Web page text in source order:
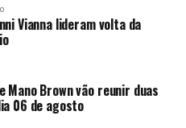
Vianna lideram volta da
Mano Brown vão reunir duas
06 de agosto